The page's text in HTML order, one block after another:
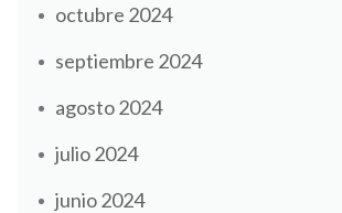
octubre 2024
septiembre 2024
agosto 2024
julio 2024
junio 2024